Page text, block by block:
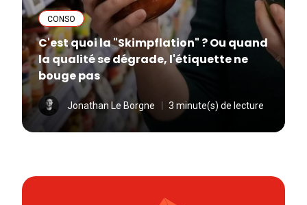
CONSO
C'est quoi la "Skimpflation" ? Ou quand
la qualité se dégrade, l'étiquette ne
bouge pas
Jonathan Le Borgne 3 minute(s) de lecture